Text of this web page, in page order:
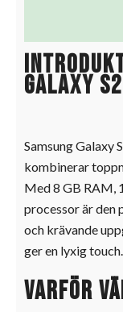
Galaxy
Samsung Galaxy
kombinerar
Med 8 GB RAM,
processor är den
och krävande
ger en lyxig touch.
Varför